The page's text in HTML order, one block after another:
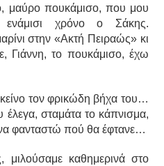
μαύρο πουκάμισο, που μου
χρόνο ο Σάκης.
στην «Ακτή Πειραώς» κι
Γιάννη, το πουκάμισο, έχω
τον φρικώδη βήχα του…
σταμάτα το κάπνισμα,
φανταστώ πού θα έφτανε…
μιλούσαμε καθημερινά στο